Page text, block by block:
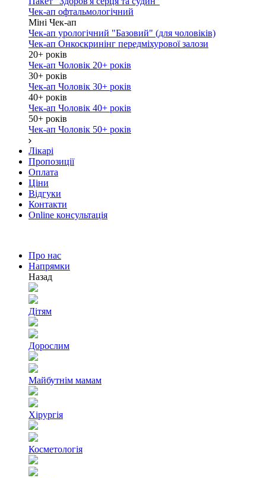
Чек-ап офтальмологічний
Міні Чек-ап
Чек-ап урологічний "Базовий" (для чоловіків)
Чек-ап Онкоскринінг передміхурової залози
20+ років
Чек-ап Чоловік 20+ років
30+ років
Чек-ап Чоловік 30+ років
40+ років
Чек-ап Чоловік 40+ років
50+ років
Чек-ап Чоловік 50+ років
Лікарі
Пропозиції
Оплата
Ціни
Відгуки
Контакти
Online консультація
Про нас
Напрямки
Назад
Дітям
Дорослим
Майбутнім мамам
Хірургія
Косметологія